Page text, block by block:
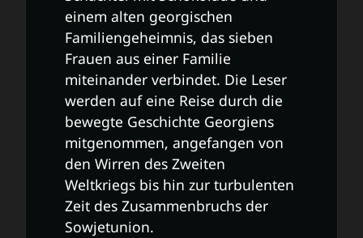
einem alten georgischen
Familiengeheimnis, das sieben
Frauen aus einer Familie
miteinander verbindet. Die Leser
werden auf eine Reise durch die
bewegte Geschichte Georgiens
mitgenommen, angefangen von
den Wirren des Zweiten
Weltkriegs bis hin zur turbulenten
Zeit des Zusammenbruchs der
Sowjetunion.